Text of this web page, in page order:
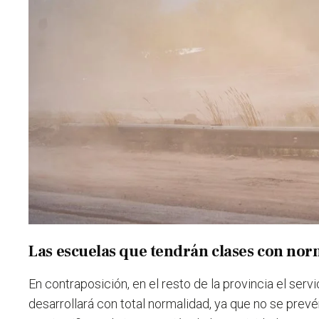
Las escuelas que tendrán clases con
En contraposición, en el resto de la provincia el
desarrollará con total normalidad, ya que no se